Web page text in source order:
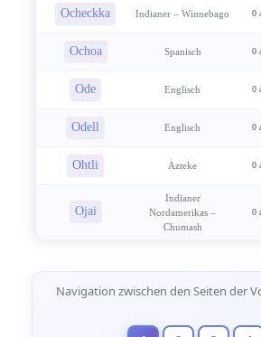
Ocheckka Indianer – Winnebago 0
Ochoa Spanisch 0
Ode Englisch 0
Odell Englisch 0
Ohtli Azteke 0
Ojai
Indianer
Nordamerikas –
Chumash
0
Seitennavigation
Navigation zwischen den Seiten der